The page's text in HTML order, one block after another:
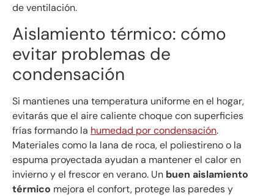
de ventilación.
Aislamiento térmico: cómo
evitar problemas de
condensación
Si mantienes una temperatura uniforme en el hogar,
evitarás que el aire caliente choque con superficies
frías formando la humedad por condensación.
Materiales como la lana de roca, el poliestireno o la
espuma proyectada ayudan a mantener el calor en
invierno y el frescor en verano. Un buen aislamiento
térmico mejora el confort, protege las paredes y